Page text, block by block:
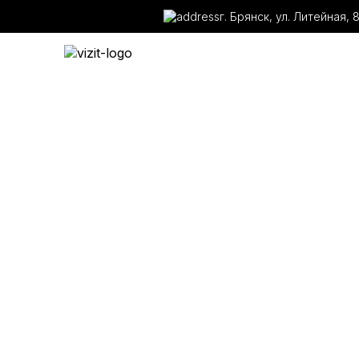
г. Брянск, ул. Литейная,